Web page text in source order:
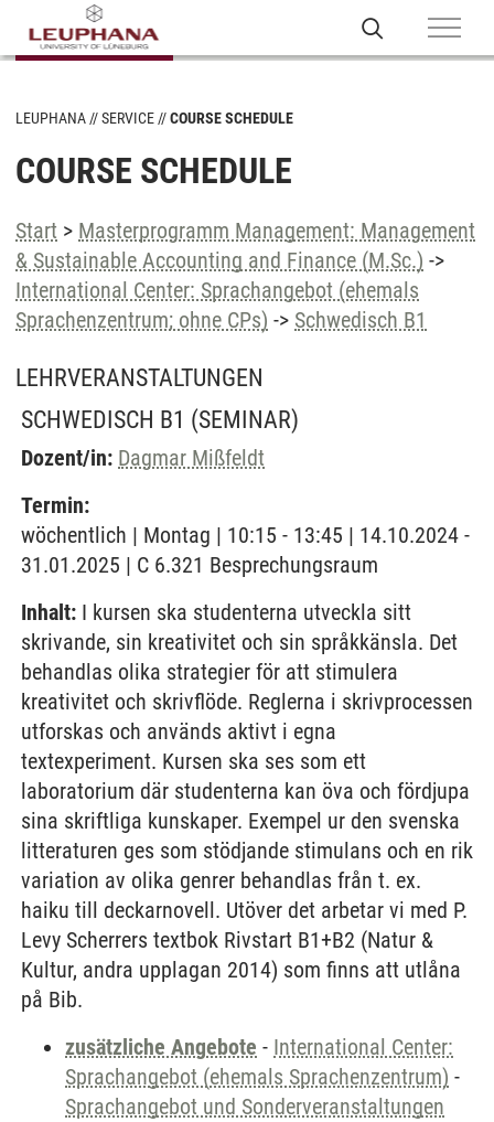
LEUPHANA SERVICE COURSE SCHEDULE
COURSE SCHEDULE
Start > Masterprogramm Management: Management
& Sustainable Accounting and Finance (M.Sc.) ->
International Center: Sprachangebot (ehemals
Sprachenzentrum; ohne CPs) -> Schwedisch B1
LEHRVERANSTALTUNGEN
SCHWEDISCH B1 (SEMINAR)
Dozent/in: Dagmar Mißfeldt
Termin:
wöchentlich | Montag | 10:15 - 13:45 | 14.10.2024 -
31.01.2025 | C 6.321 Besprechungsraum
Inhalt: I kursen ska studenterna utveckla sitt
skrivande, sin kreativitet och sin språkkänsla. Det
behandlas olika strategier för att stimulera
kreativitet och skrivflöde. Reglerna i skrivprocessen
utforskas och används aktivt i egna
textexperiment. Kursen ska ses som ett
laboratorium där studenterna kan öva och fördjupa
sina skriftliga kunskaper. Exempel ur den svenska
litteraturen ges som stödjande stimulans och en rik
variation av olika genrer behandlas från t. ex.
haiku till deckarnovell. Utöver det arbetar vi med P.
Levy Scherrers textbok Rivstart B1+B2 (Natur &
Kultur, andra upplagan 2014) som finns att utlåna
på Bib.
zusätzliche Angebote - International Center:
Sprachangebot (ehemals Sprachenzentrum) -
Sprachangebot und Sonderveranstaltungen